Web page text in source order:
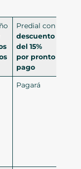
Predial con
descuento
del 15%
por pronto
pago
Pagará